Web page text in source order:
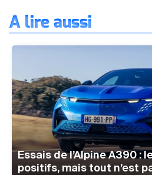
À lire aussi
Essais de l’Alpine A390 :
positifs, mais tout n’est